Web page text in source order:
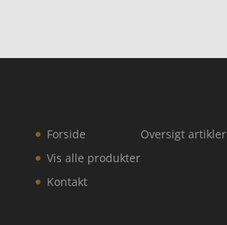
Forside
Vis alle produkter
Kontakt
Oversigt artikler